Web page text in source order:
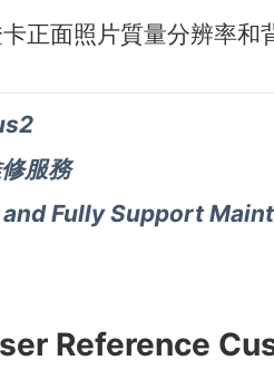
正面照片質量分辨率和
服務
Fully Support
Reference